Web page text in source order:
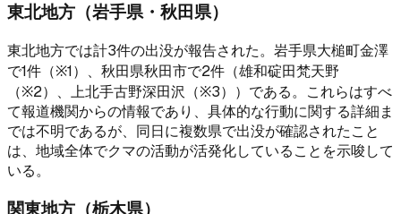
東北地方（岩手県・秋田県）
東北地方では計3件の出没が報告された。岩手県大槌町金澤
で1件（※1）、秋田県秋田市で2件（雄和碇田梵天野
（※2）、上北手古野深田沢（※3））である。これらはすべ
て報道機関からの情報であり、具体的な行動に関する詳細ま
では不明であるが、同日に複数県で出没が確認されたこと
は、地域全体でクマの活動が活発化していることを示唆して
いる。
関東地方（栃木県）